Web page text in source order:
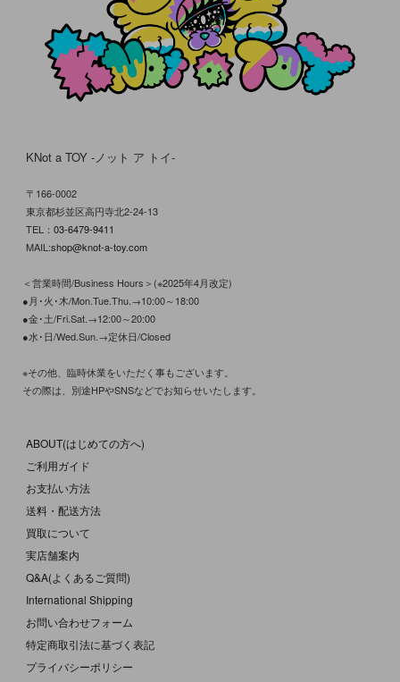
KNot a TOY -ノット ア トイ-
〒166-0002
東京都杉並区高円寺北2-24-13
TEL： 03-6479-9411
MAIL:shop@knot-a-toy.com
＜営業時間/Business Hours＞(※2025年4月改定)
●月･火･木/Mon.Tue.Thu.→10:00～18:00
●金･土/Fri.Sat.→12:00～20:00
●水･日/Wed.Sun.→定休日/Closed
※その他、臨時休業をいただく事もございます。
その際は、別途HPやSNSなどでお知らせいたします。
ABOUT(はじめての方へ)
ご利用ガイド
お支払い方法
送料・配送方法
買取について
実店舗案内
Q&A(よくあるご質問)
International Shipping
お問い合わせフォーム
特定商取引法に基づく表記
プライバシーポリシー